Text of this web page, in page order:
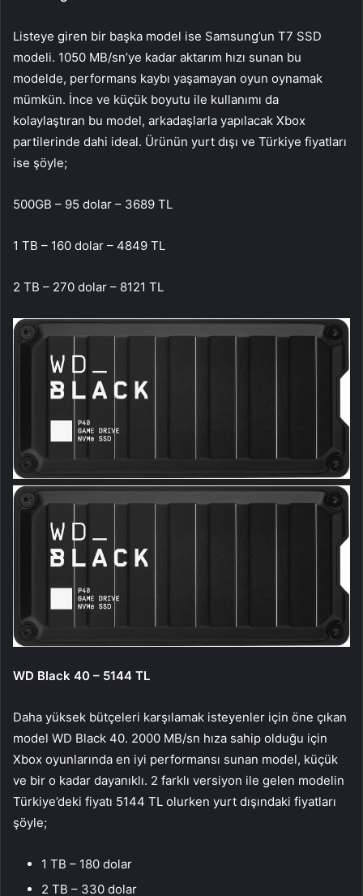
Listeye giren bir başka model ise Samsung’un T7 SSD
modeli. 1050 MB/sn’ye kadar aktarım hızı sunan bu
modelde, performans kaybı yaşamayan oyun oynamak
mümkün. İnce ve küçük boyutu ile kullanımı da
kolaylaştıran bu model, arkadaşlarla yapılacak Xbox
partilerinde dahi ideal. Ürünün yurt dışı ve Türkiye fiyatları
ise şöyle;
500GB – 95 dolar – 3689 TL
1 TB – 160 dolar – 4849 TL
2 TB – 270 dolar – 8121 TL
WD Black 40 – 5144 TL
Daha yüksek bütçeleri karşılamak isteyenler için öne çıkan
model WD Black 40. 2000 MB/sn hıza sahip olduğu için
Xbox oyunlarında en iyi performansı sunan model, küçük
ve bir o kadar dayanıklı. 2 farklı versiyon ile gelen modelin
Türkiye’deki fiyatı 5144 TL olurken yurt dışındaki fiyatları
şöyle;
1 TB – 180 dolar
2 TB – 330 dolar